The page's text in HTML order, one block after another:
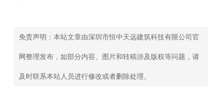
免责声明：本站文章由深圳市恒中天远建筑科技有限公司官
网整理发布，如部分内容、图片和转稿涉及版权等问题，请
及时联系本站人员进行修改或者删除处理。